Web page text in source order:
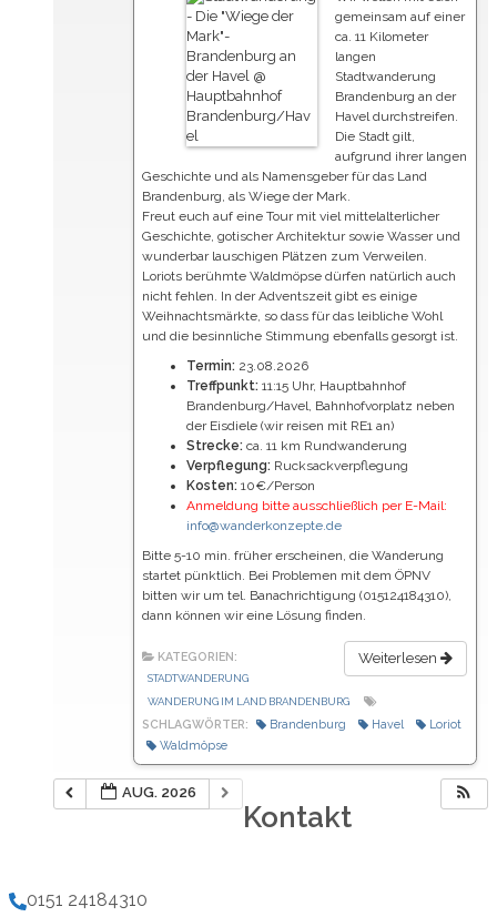
gemeinsam auf einer
ca. 11 Kilometer
langen
Stadtwanderung
Brandenburg an der
Havel durchstreifen.
Die Stadt gilt,
aufgrund ihrer langen
Geschichte und als Namensgeber für das Land
Brandenburg, als Wiege der Mark.
Freut euch auf eine Tour mit viel mittelalterlicher
Geschichte, gotischer Architektur sowie Wasser und
wunderbar lauschigen Plätzen zum Verweilen.
Loriots berühmte Waldmöpse dürfen natürlich auch
nicht fehlen. In der Adventszeit gibt es einige
Weihnachtsmärkte, so dass für das leibliche Wohl
und die besinnliche Stimmung ebenfalls gesorgt ist.
Termin: 23.08.2026
Treffpunkt: 11:15 Uhr, Hauptbahnhof
Brandenburg/Havel, Bahnhofvorplatz neben
der Eisdiele (wir reisen mit RE1 an)
Strecke: ca. 11 km Rundwanderung
Verpflegung: Rucksackverpflegung
Kosten: 10€/Person
Anmeldung bitte ausschließlich per E-Mail:
info@wanderkonzepte.de
Bitte 5-10 min. früher erscheinen, die Wanderung
startet pünktlich. Bei Problemen mit dem ÖPNV
bitten wir um tel. Banachrichtigung (015124184310),
dann können wir eine Lösung finden.
Weiterlesen
KATEGORIEN:
STADTWANDERUNG
WANDERUNG IM LAND BRANDENBURG
SCHLAGWÖRTER: Brandenburg Havel
Loriot
Waldmöpse
AUG. 2026
Kontakt
0151 24184310